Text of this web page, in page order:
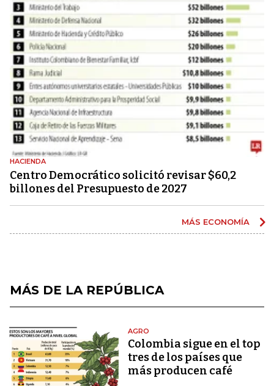
HACIENDA
Centro Democrático solicitó revisar $60,2
billones del Presupuesto de 2027
MÁS ECONOMÍA
MÁS DE LA REPÚBLICA
AGRO
Colombia sigue en el top
tres de los países que
más producen café